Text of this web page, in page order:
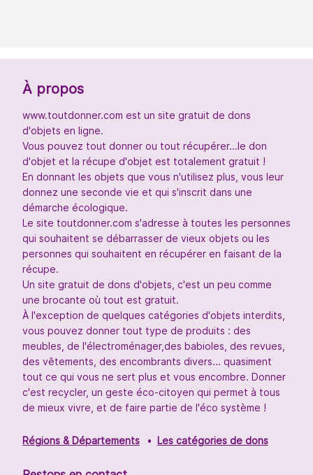
À propos
www.toutdonner.com est un site gratuit de dons
d'objets en ligne.
Vous pouvez tout donner ou tout récupérer...le don
d'objet et la récupe d'objet est totalement gratuit !
En donnant les objets que vous n'utilisez plus, vous leur
donnez une seconde vie et qui s'inscrit dans une
démarche écologique.
Le site toutdonner.com s'adresse à toutes les personnes
qui souhaitent se débarrasser de vieux objets ou les
personnes qui souhaitent en récupérer en faisant de la
récupe.
Un site gratuit de dons d'objets, c'est un peu comme
une brocante où tout est gratuit.
À l'exception de quelques catégories d'objets interdits,
vous pouvez donner tout type de produits : des
meubles, de l'électroménager,des babioles, des revues,
des vêtements, des encombrants divers... quasiment
tout ce qui vous ne sert plus et vous encombre. Donner
c'est recycler, un geste éco-citoyen qui permet à tous
de mieux vivre, et de faire partie de l'éco système !
Régions & Départements Les catégories de dons